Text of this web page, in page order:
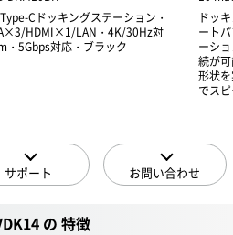
Cドッキングステーション・
HDMI×1/LAN・4K/30Hz対
・5Gbps対応・ブラック
ドッ
ート
ーシ
続が
形状
でス
サポート お問い合わせ
の 特徴